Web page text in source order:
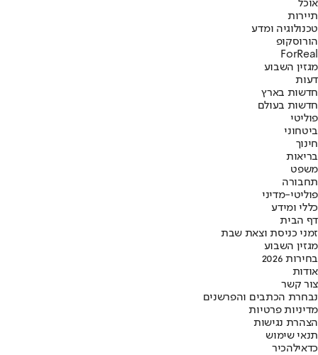
אוכל
תיירות
טכנולוגיה ומדע
הורוסקופ
ForReal
מגזין השבוע
דעות
חדשות בארץ
חדשות בעולם
פוליטי
ביטחוני
חינוך
בריאות
משפט
תחבורה
פוליטי-מדיני
כללי ומידע
דף הבית
זמני כניסת וצאת שבת
מגזין השבוע
בחירות 2026
אודות
צור קשר
נבחרת הכתבים והפרשנים
מדיניות פרטיות
הצהרת נגישות
תנאי שימוש
כדאילהכיר